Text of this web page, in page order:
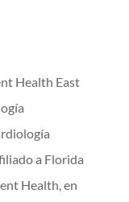
Health East
a Florida
Health, en